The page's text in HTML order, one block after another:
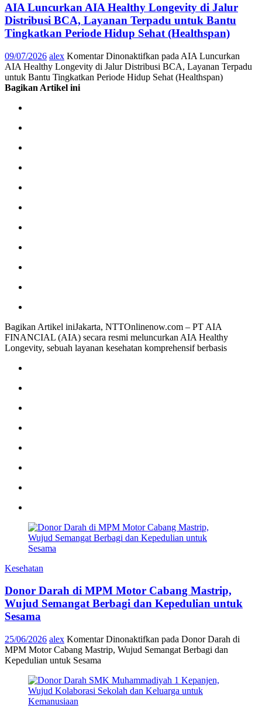
AIA Luncurkan AIA Healthy Longevity di Jalur
Distribusi BCA, Layanan Terpadu untuk Bantu
Tingkatkan Periode Hidup Sehat (Healthspan)
09/07/2026 alex Komentar Dinonaktifkan pada AIA Luncurkan
AIA Healthy Longevity di Jalur Distribusi BCA, Layanan Terpadu
untuk Bantu Tingkatkan Periode Hidup Sehat (Healthspan)
Bagikan Artikel ini
Bagikan Artikel iniJakarta, NTTOnlinenow.com – PT AIA
FINANCIAL (AIA) secara resmi meluncurkan AIA Healthy
Longevity, sebuah layanan kesehatan komprehensif berbasis
Kesehatan
Donor Darah di MPM Motor Cabang Mastrip,
Wujud Semangat Berbagi dan Kepedulian untuk
Sesama
25/06/2026 alex Komentar Dinonaktifkan pada Donor Darah di
MPM Motor Cabang Mastrip, Wujud Semangat Berbagi dan
Kepedulian untuk Sesama